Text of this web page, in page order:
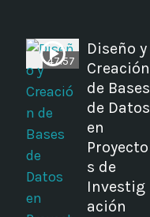
47:57
Diseño y
Creación
de Bases
de Datos
en
Proyecto
s de
Investig
ación